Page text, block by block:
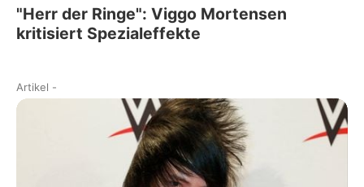
"Herr der Ringe": Viggo Mortensen
kritisiert Spezialeffekte
Artikel -